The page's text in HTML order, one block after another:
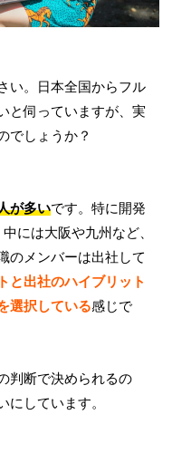
い。日本全国からフル
と伺っていますが、実
でしょうか？
が多いです。特に開発
には大阪や九州など、
のメンバーは出社して
と出社のハイブリット
選択している感じで
判断で決められるの
にしています。